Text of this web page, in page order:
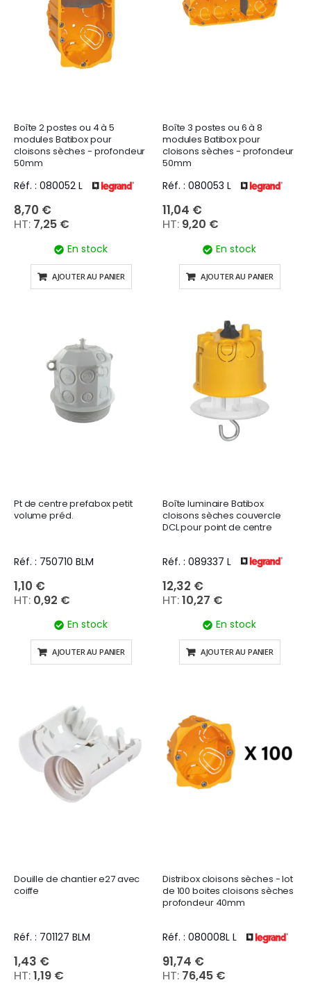
Boîte 2 postes ou 4 à 5
modules Batibox pour
cloisons sèches - profondeur
50mm
Réf. : 080052 L
8,70 €
7,25 €
En stock
AJOUTER AU PANIER
Boîte 3 postes ou 6 à 8
modules Batibox pour
cloisons sèches - profondeur
50mm
Réf. : 080053 L
11,04 €
9,20 €
En stock
AJOUTER AU PANIER
Pt de centre prefabox petit
volume préd.
Réf. : 750710 BLM
1,10 €
0,92 €
En stock
AJOUTER AU PANIER
Boîte luminaire Batibox
cloisons sèches couvercle
DCL pour point de centre
Réf. : 089337 L
12,32 €
10,27 €
En stock
AJOUTER AU PANIER
Douille de chantier e27 avec
coiffe
Réf. : 701127 BLM
1,43 €
1,19 €
Distribox cloisons sèches - lot
de 100 boites cloisons sèches
profondeur 40mm
Réf. : 080008L L
91,74 €
76,45 €